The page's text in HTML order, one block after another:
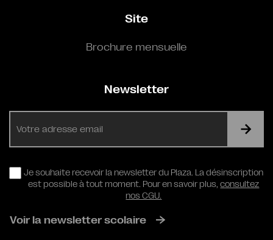
Site
Brochure mensuelle
Newsletter
RGPD
Je souhaite recevoir la newsletter du Plaza. La désinscription
est possible à tout moment. Pour en savoir plus,consultez
nos CGU.
Voir la newsletter scolaire